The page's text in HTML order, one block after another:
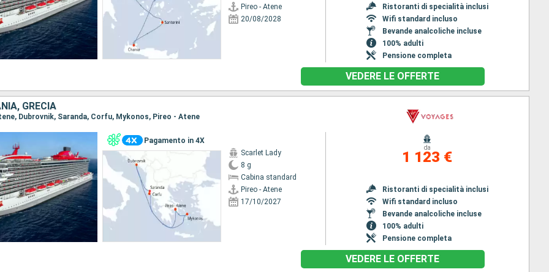
Pireo - Atene
20/08/2028
Ristoranti di specialità inclusi
Wifi standard incluso
Bevande analcoliche incluse
100% adulti
Pensione completa
VEDERE LE OFFERTE
GRECIA
Dubrovnik, Saranda, Corfu, Mykonos, Pireo - Atene
Pagamento in 4X
Scarlet Lady
8 g
Cabina standard
Pireo - Atene
17/10/2027
da
1 123 €
Ristoranti di specialità inclusi
Wifi standard incluso
Bevande analcoliche incluse
100% adulti
Pensione completa
VEDERE LE OFFERTE